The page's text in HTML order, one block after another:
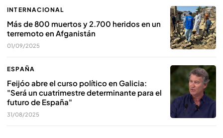
INTERNACIONAL
Más de 800 muertos y 2.700 heridos en un
terremoto en Afganistán
01/09/2025
ESPAÑA
Feijóo abre el curso político en Galicia:
"Será un cuatrimestre determinante para el
futuro de España"
31/08/2025